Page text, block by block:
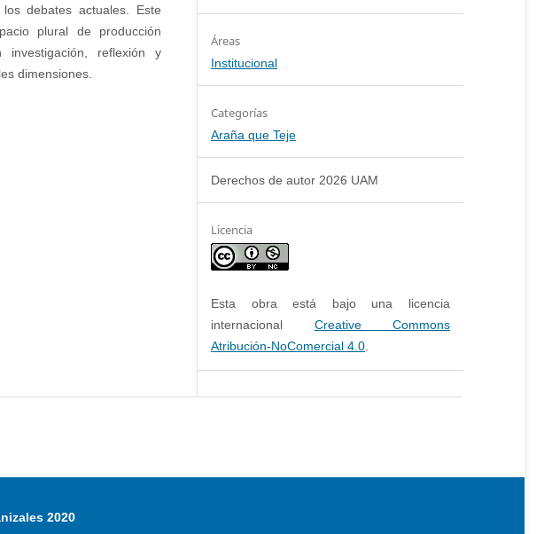
debates actuales. Este
plural de producción
investigación, reflexión y
dimensiones.
Institucional
Categorías
Araña que Teje
Derechos de autor 2026 UAM
Licencia
Esta obra está bajo una licencia
internacional Creative Commons
Atribución-NoComercial 4.0.
2020